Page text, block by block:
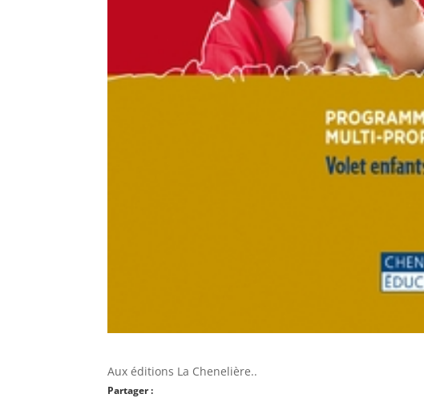
Aux éditions La Chenelière..
Partager :